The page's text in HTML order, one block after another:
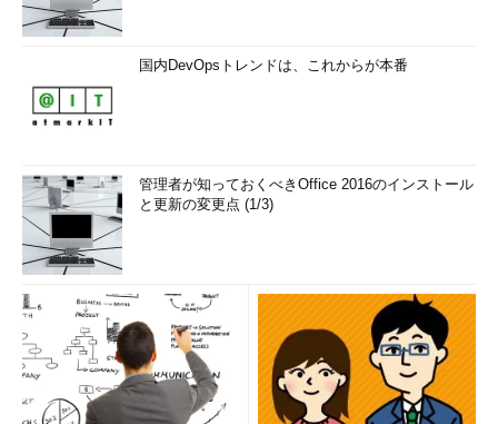
国内DevOpsトレンドは、これからが本番
管理者が知っておくべきOffice 2016のインストール
と更新の変更点 (1/3)